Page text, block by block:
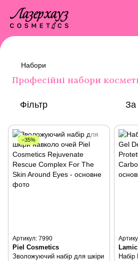
Набори
Професійні набори
Фільтр За
−35%
Артикул: 7990
Piel Cosmetics
Зволожуючий набір для шкіри